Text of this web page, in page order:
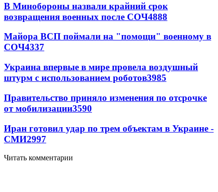
В Минобороны назвали крайний срок
возвращения военных после СОЧ4888
Майора ВСП поймали на "помощи" военному в
СОЧ4337
Украина впервые в мире провела воздушный
штурм с использованием роботов3985
Правительство приняло изменения по отсрочке
от мобилизации3590
Иран готовил удар по трем объектам в Украине -
СМИ2997
Читать комментарии